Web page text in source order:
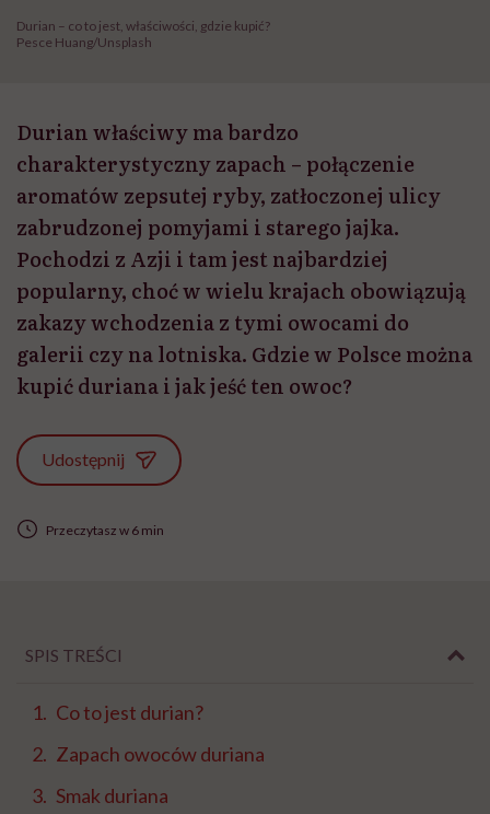
Durian – co to jest, właściwości, gdzie kupić?
Pesce Huang/Unsplash
Durian właściwy ma bardzo
charakterystyczny zapach – połączenie
aromatów zepsutej ryby, zatłoczonej ulicy
zabrudzonej pomyjami i starego jajka.
Pochodzi z Azji i tam jest najbardziej
popularny, choć w wielu krajach obowiązują
zakazy wchodzenia z tymi owocami do
galerii czy na lotniska. Gdzie w Polsce można
kupić duriana i jak jeść ten owoc?
Udostępnij
Przeczytasz w 6 min
SPIS TREŚCI
Co to jest durian?
Zapach owoców duriana
Smak duriana